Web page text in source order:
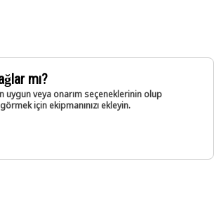
mı?
uygun veya onarım seçeneklerinin olup
görmek için ekipmanınızı ekleyin.